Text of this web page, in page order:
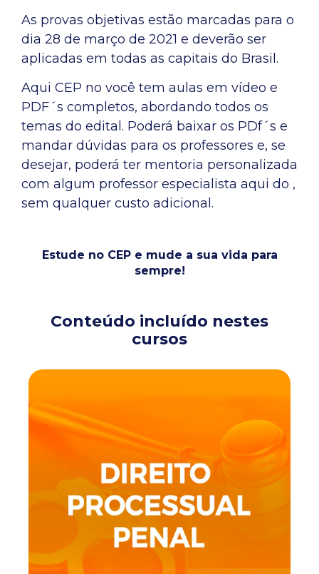
As provas objetivas estão marcadas para o
dia 28 de março de 2021 e deverão ser
aplicadas em todas as capitais do Brasil.
Aqui CEP no você tem aulas em vídeo e
PDF´s completos, abordando todos os
temas do edital. Poderá baixar os PDf´s e
mandar dúvidas para os professores e, se
desejar, poderá ter mentoria personalizada
com algum professor especialista aqui do ,
sem qualquer custo adicional.
Estude no CEP e mude a sua vida para
sempre!
Conteúdo incluído nestes
cursos